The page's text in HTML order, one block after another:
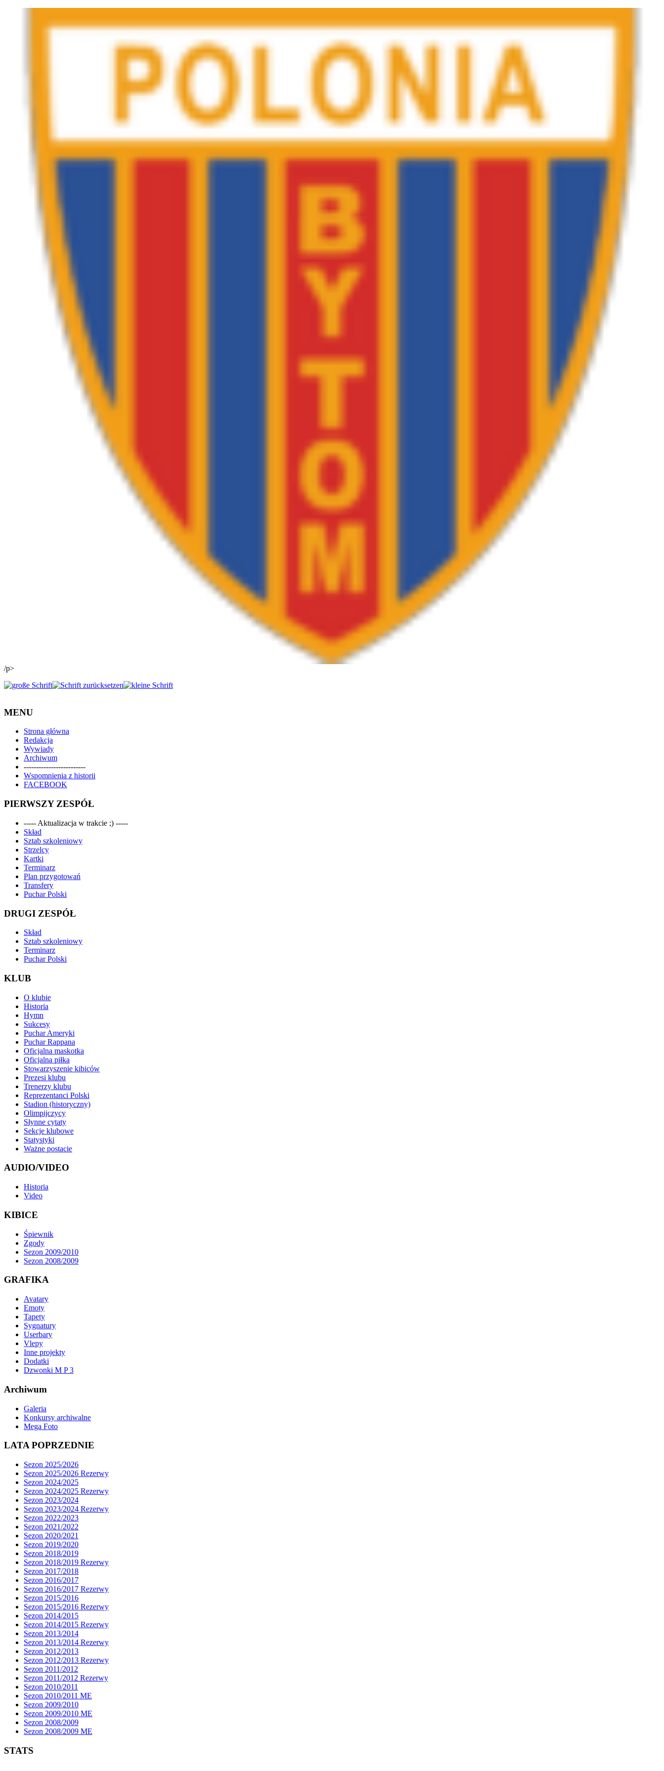
/p>
MENU
Strona główna
Redakcja
Wywiady
Archiwum
-------------------------
Wspomnienia z historii
FACEBOOK
PIERWSZY ZESPÓŁ
----- Aktualizacja w trakcie ;) -----
Skład
Sztab szkoleniowy
Strzelcy
Kartki
Terminarz
Plan przygotowań
Transfery
Puchar Polski
DRUGI ZESPÓŁ
Skład
Sztab szkoleniowy
Terminarz
Puchar Polski
KLUB
O klubie
Historia
Hymn
Sukcesy
Puchar Ameryki
Puchar Rappana
Oficjalna maskotka
Oficjalna piłka
Stowarzyszenie kibiców
Prezesi klubu
Trenerzy klubu
Reprezentanci Polski
Stadion (historyczny)
Olimpijczycy
Słynne cytaty
Sekcje klubowe
Statystyki
Ważne postacie
AUDIO/VIDEO
Historia
Video
KIBICE
Śpiewnik
Zgody
Sezon 2009/2010
Sezon 2008/2009
GRAFIKA
Avatary
Emoty
Tapety
Sygnatury
Userbary
Vlepy
Inne projekty
Dodatki
Dzwonki M P 3
Archiwum
Galeria
Konkursy archiwalne
Mega Foto
LATA POPRZEDNIE
Sezon 2025/2026
Sezon 2025/2026 Rezerwy
Sezon 2024/2025
Sezon 2024/2025 Rezerwy
Sezon 2023/2024
Sezon 2023/2024 Rezerwy
Sezon 2022/2023
Sezon 2021/2022
Sezon 2020/2021
Sezon 2019/2020
Sezon 2018/2019
Sezon 2018/2019 Rezerwy
Sezon 2017/2018
Sezon 2016/2017
Sezon 2016/2017 Rezerwy
Sezon 2015/2016
Sezon 2015/2016 Rezerwy
Sezon 2014/2015
Sezon 2014/2015 Rezerwy
Sezon 2013/2014
Sezon 2013/2014 Rezerwy
Sezon 2012/2013
Sezon 2012/2013 Rezerwy
Sezon 2011/2012
Sezon 2011/2012 Rezerwy
Sezon 2010/2011
Sezon 2010/2011 ME
Sezon 2009/2010
Sezon 2009/2010 ME
Sezon 2008/2009
Sezon 2008/2009 ME
STATS